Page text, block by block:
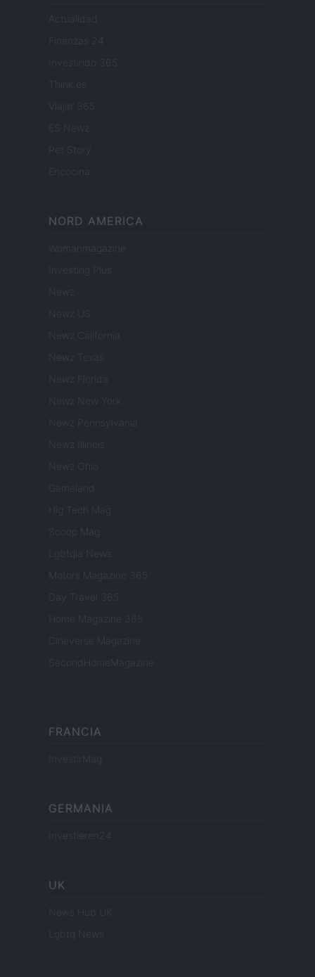
Actualidad
Finanzas 24
Investindo 365
Think.es
Viajar 365
ES Newz
Encocina
NORD AMERICA
Womanmagazine
Investing Plus
Newz
Newz US
Newz California
Newz Texas
Newz Florida
Newz New York
Newz Pennsylvania
Newz Illinois
Newz Ohio
Gameland
Hig Tech Mag
Scoop Mag
Lgbtqia News
Motors Magazine 365
Day Travel 365
Home Magazine 365
Cineverse Magazine
SecondHomeMagazine
FRANCIA
InvestirMag
GERMANIA
Investieren24
UK
News Hub UK
Lgbtq News